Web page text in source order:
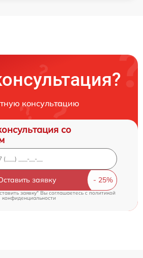
консультацию
со
заявку
заявку" Вы соглашаетесь cполитикой
конфиденциальности